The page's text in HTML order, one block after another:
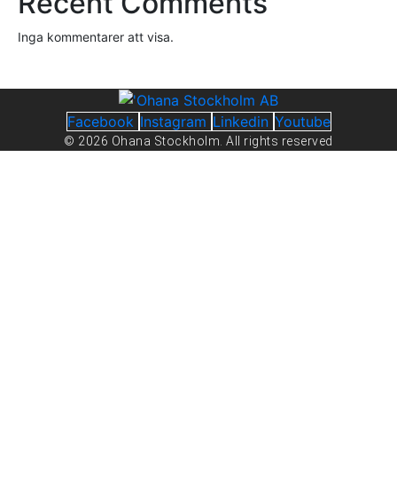
Inga kommentarer att visa.
Facebook Instagram Linkedin Youtube
© 2026 Ohana Stockholm. All rights reserved